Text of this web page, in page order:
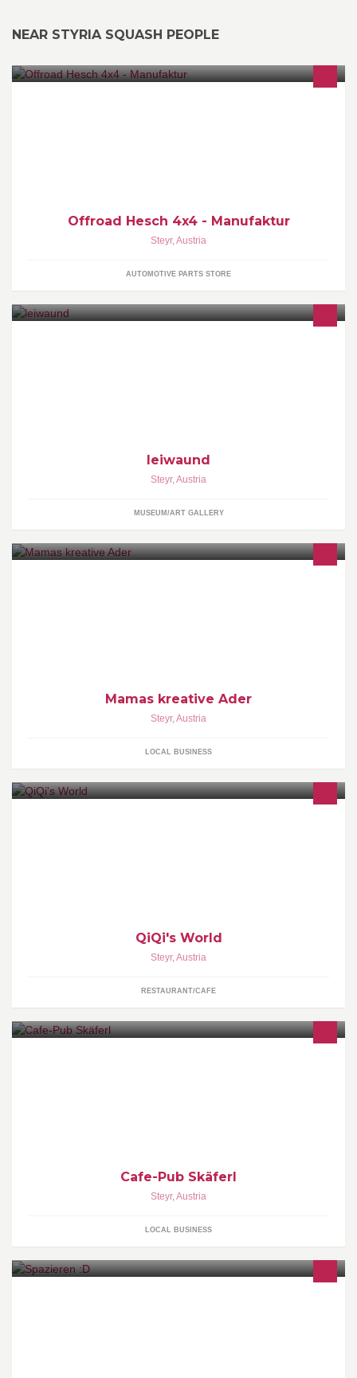
NEAR STYRIA SQUASH PEOPLE
Offroad Hesch 4x4 - Manufaktur
Steyr,Austria
AUTOMOTIVE PARTS STORE
leiwaund
Steyr,Austria
MUSEUM/ART GALLERY
Mamas kreative Ader
Steyr,Austria
LOCAL BUSINESS
QiQi's World
Steyr,Austria
RESTAURANT/CAFE
Cafe-Pub Skäferl
Steyr,Austria
LOCAL BUSINESS